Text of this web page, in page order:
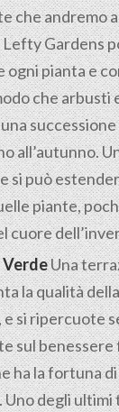
che andremo
Lefty Gardens
ogni pianta e
che arbusti
all’autunno.
si può
piante,
cuore
VerdeUna
la qualità
e si ripercuote
sul benessere
ha la fortuna
Uno degli